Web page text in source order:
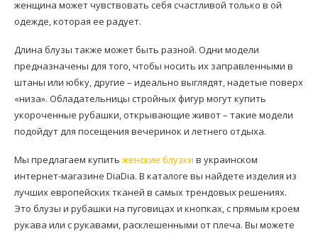
женщина может чувствовать себя счастливой только в ой
одежде, которая ее радует.
Длина блузы также может быть разной. Одни модели
предназначены для того, чтобы носить их заправленными в
штаны или юбку, другие – идеально выглядят, надетые поверх
«низа». Обладательницы стройных фигур могут купить
укороченные рубашки, открывающие живот – такие модели
подойдут для посещения вечеринок и летнего отдыха.
Мы предлагаем купить женские блузки в украинском
интернет-магазине DiaDia. В каталоге вы найдете изделия из
лучших европейских тканей в самых трендовых решениях.
Это блузы и рубашки на пуговицах и кнопках, с прямым кроем
рукава или с рукавами, расклешенными от плеча. Вы можете